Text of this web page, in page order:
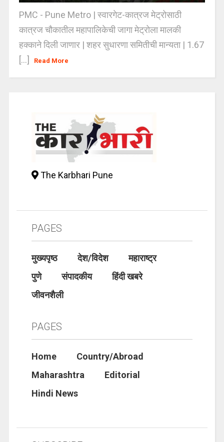
PMC - Pune Metro | स्वारगेट-कात्रज मेट्रोसाठी
कात्रज चौकातील महापालिकेची जागा मेट्रोला मालकी
हक्काने दिली जाणार | शहर सुधारणा समितीची मान्यता | 1.67
[...]
Read More
The Karbhari Pune
PAGES
मुख्यपृष्ठ देश/विदेश
महाराष्ट्र
पुणे
संपादकीय
हिंदी खबरे
जीवनशैली
PAGES
Home
Country/Abroad
Maharashtra
Editorial
Hindi News